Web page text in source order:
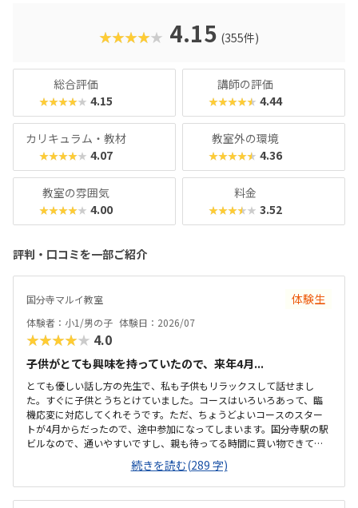
の顔は真剣そのもの。やる気があればどんどん高度なものが
作れるので、のめり込むタイプのお子さんにおすすめの教室
京大学の伊藤謝恩ホールで行われるというから驚き。プログ
ラミングスキルはもちろん、企画書を書いたり、プレゼンを
したりといったスキルもつけることができます。母体は大人
向けのパソコンスクールなので、「ついでに自分もスキルア
ップしてみようかな？」なんてこともできちゃいますよ！
★★★★★ 4.15 (355件)
総合評価
★★★★★ 4.15
講師の評価
★★★★★ 4.44
カリキュラム・教材
★★★★★ 4.07
教室外の環境
★★★★★ 4.36
教室の雰囲気
★★★★★ 4.00
料金
★★★★★ 3.52
評判・口コミを一部ご紹介
国分寺マルイ教室 体験生
体験者：小1/男の子 体験日：2026/07
★★★★★ 4.0
子供がとても興味を持っていたので、来年4月...
とても優しい話し方の先生で、私も子供もリラックスして話せまし
た。すぐに子供とうちとけていました。コースはいろいろあって、臨
機応変に対応してくれそうです。ただ、ちょうどよいコースのスター
トが4月からだったので、途中参加になってしまいます。国分寺駅の駅
ビルなので、通いやすいですし、親も待ってる時間に買い物できて良
さそうです。少し狭いですが、清潔感があって綺麗な教室でした。み
なさん集中してもくもくと学んでいました。他のプログラミング教室
も体験に行きましたが、他よりもお安かったので通いやすそうです。
先生が優しそうで、安心して子供を預けられそうでした。少人数なの
続きを読む(289 字)